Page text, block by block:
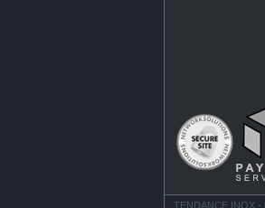
TENDANCE INOX